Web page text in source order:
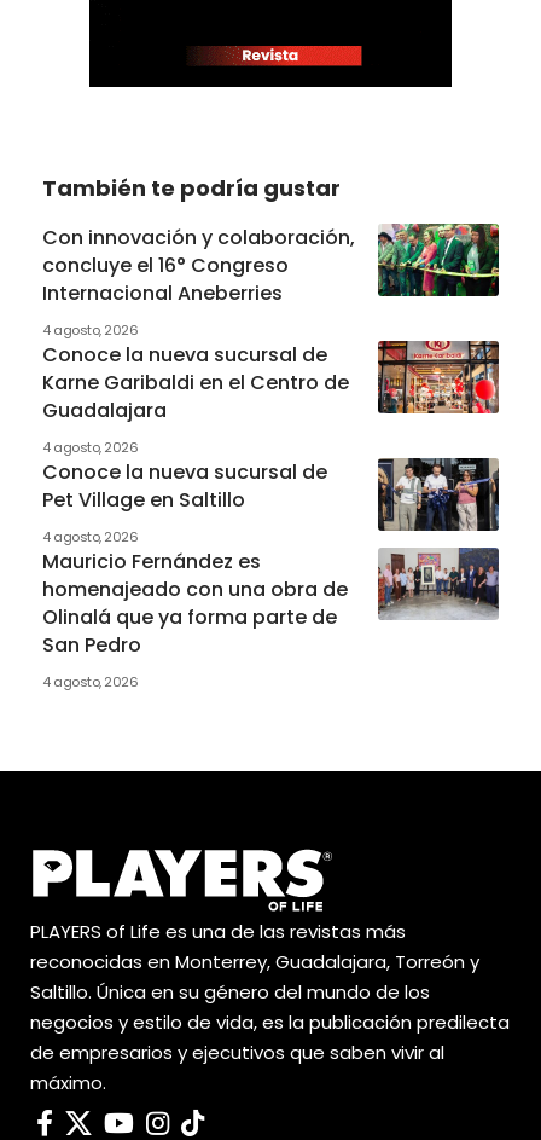
También te podría gustar
Con innovación y colaboración,
concluye el 16° Congreso
Internacional Aneberries
4 agosto, 2026
Conoce la nueva sucursal de
Karne Garibaldi en el Centro de
Guadalajara
4 agosto, 2026
Conoce la nueva sucursal de
Pet Village en Saltillo
4 agosto, 2026
Mauricio Fernández es
homenajeado con una obra de
Olinalá que ya forma parte de
San Pedro
4 agosto, 2026
PLAYERS of Life es una de las revistas más
reconocidas en Monterrey, Guadalajara, Torreón y
Saltillo. Única en su género del mundo de los
negocios y estilo de vida, es la publicación predilecta
de empresarios y ejecutivos que saben vivir al
máximo.